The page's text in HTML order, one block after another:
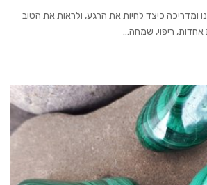
ומדריכה כיצד לחיות את הרגע, ולראות את הטוב
אחדות, ריפוי, שמחה…